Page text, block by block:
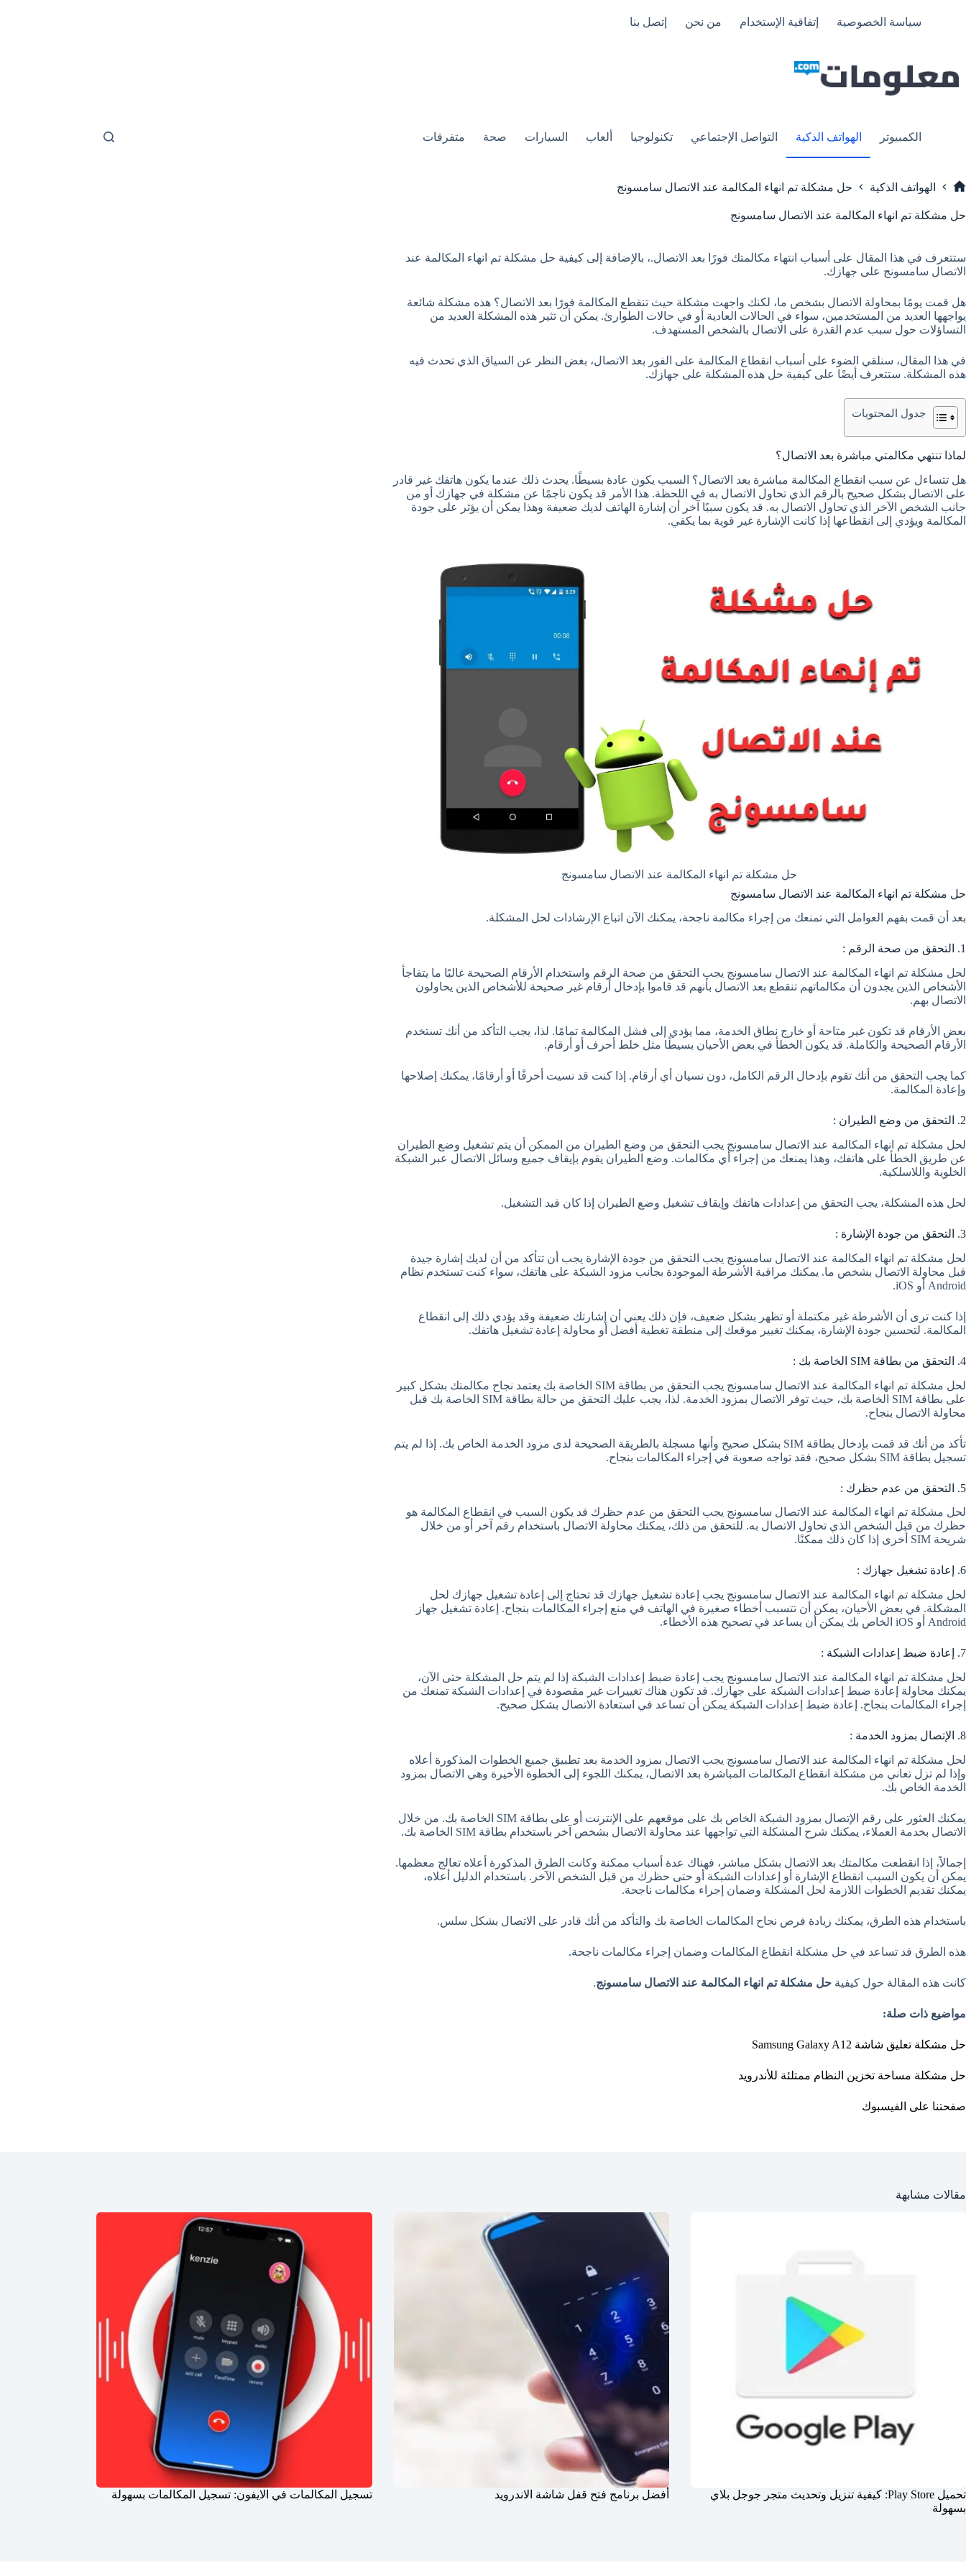
سياسة الخصوصية إتفاقية الإستخدام من نحن إتصل بنا
الكمبيوتر الهواتف الذكية التواصل الإجتماعي تكنولوجيا ألعاب السيارات صحة متفرقات
الهواتف الذكية حل مشكلة تم انهاء المكالمة عند الاتصال سامسونج
حل مشكلة تم انهاء المكالمة عند الاتصال سامسونج
ستتعرف في هذا المقال على أسباب انتهاء مكالمتك فورًا بعد الاتصال.، بالإضافة إلى كيفية حل مشكلة تم انهاء المكالمة عند
الاتصال سامسونج على جهازك.
هل قمت يومًا بمحاولة الاتصال بشخص ما، لكنك واجهت مشكلة حيث تنقطع المكالمة فورًا بعد الاتصال؟ هذه مشكلة شائعة
يواجهها العديد من المستخدمين، سواء في الحالات العادية أو في حالات الطوارئ. يمكن أن تثير هذه المشكلة العديد من
التساؤلات حول سبب عدم القدرة على الاتصال بالشخص المستهدف.
في هذا المقال، سنلقي الضوء على أسباب انقطاع المكالمة على الفور بعد الاتصال، بغض النظر عن السياق الذي تحدث فيه
هذه المشكلة. ستتعرف أيضًا على كيفية حل هذه المشكلة على جهازك.
جدول المحتويات
لماذا تنتهي مكالمتي مباشرة بعد الاتصال؟
هل تتساءل عن سبب انقطاع المكالمة مباشرة بعد الاتصال؟ السبب يكون عادة بسيطًا. يحدث ذلك عندما يكون هاتفك غير قادر
على الاتصال بشكل صحيح بالرقم الذي تحاول الاتصال به في اللحظة. هذا الأمر قد يكون ناجمًا عن مشكلة في جهازك أو من
جانب الشخص الآخر الذي تحاول الاتصال به. قد يكون سببًا آخر أن إشارة الهاتف لديك ضعيفة وهذا يمكن أن يؤثر على جودة
المكالمة ويؤدي إلى انقطاعها إذا كانت الإشارة غير قوية بما يكفي.
حل مشكلة تم انهاء المكالمة عند الاتصال سامسونج
حل مشكلة تم انهاء المكالمة عند الاتصال سامسونج
بعد أن قمت بفهم العوامل التي تمنعك من إجراء مكالمة ناجحة، يمكنك الآن اتباع الإرشادات لحل المشكلة.
1. التحقق من صحة الرقم :
لحل مشكلة تم انهاء المكالمة عند الاتصال سامسونج يجب التحقق من صحة الرقم واستخدام الأرقام الصحيحة غالبًا ما يتفاجأ
الأشخاص الذين يجدون أن مكالماتهم تنقطع بعد الاتصال بأنهم قد قاموا بإدخال أرقام غير صحيحة للأشخاص الذين يحاولون
الاتصال بهم.
بعض الأرقام قد تكون غير متاحة أو خارج نطاق الخدمة، مما يؤدي إلى فشل المكالمة تمامًا. لذا، يجب التأكد من أنك تستخدم
الأرقام الصحيحة والكاملة. قد يكون الخطأ في بعض الأحيان بسيطًا مثل خلط أحرف أو أرقام.
كما يجب التحقق من أنك تقوم بإدخال الرقم الكامل، دون نسيان أي أرقام. إذا كنت قد نسيت أحرفًا أو أرقامًا، يمكنك إصلاحها
وإعادة المكالمة.
2. التحقق من وضع الطيران :
لحل مشكلة تم انهاء المكالمة عند الاتصال سامسونج يجب التحقق من وضع الطيران من الممكن أن يتم تشغيل وضع الطيران
عن طريق الخطأ على هاتفك، وهذا يمنعك من إجراء أي مكالمات. وضع الطيران يقوم بإيقاف جميع وسائل الاتصال عبر الشبكة
الخلوية واللاسلكية.
لحل هذه المشكلة، يجب التحقق من إعدادات هاتفك وإيقاف تشغيل وضع الطيران إذا كان قيد التشغيل.
3. التحقق من جودة الإشارة :
لحل مشكلة تم انهاء المكالمة عند الاتصال سامسونج يجب التحقق من جودة الإشارة يجب أن تتأكد من أن لديك إشارة جيدة
قبل محاولة الاتصال بشخص ما. يمكنك مراقبة الأشرطة الموجودة بجانب مزود الشبكة على هاتفك، سواء كنت تستخدم نظام
Android أو iOS.
إذا كنت ترى أن الأشرطة غير مكتملة أو تظهر بشكل ضعيف، فإن ذلك يعني أن إشارتك ضعيفة وقد يؤدي ذلك إلى انقطاع
المكالمة. لتحسين جودة الإشارة، يمكنك تغيير موقعك إلى منطقة تغطية أفضل أو محاولة إعادة تشغيل هاتفك.
4. التحقق من بطاقة SIM الخاصة بك :
لحل مشكلة تم انهاء المكالمة عند الاتصال سامسونج يجب التحقق من بطاقة SIM الخاصة بك يعتمد نجاح مكالمتك بشكل كبير
على بطاقة SIM الخاصة بك، حيث توفر الاتصال بمزود الخدمة. لذا، يجب عليك التحقق من حالة بطاقة SIM الخاصة بك قبل
محاولة الاتصال بنجاح.
تأكد من أنك قد قمت بإدخال بطاقة SIM بشكل صحيح وأنها مسجلة بالطريقة الصحيحة لدى مزود الخدمة الخاص بك. إذا لم يتم
تسجيل بطاقة SIM بشكل صحيح، فقد تواجه صعوبة في إجراء المكالمات بنجاح.
5. التحقق من عدم حظرك :
لحل مشكلة تم انهاء المكالمة عند الاتصال سامسونج يجب التحقق من عدم حظرك قد يكون السبب في انقطاع المكالمة هو
حظرك من قبل الشخص الذي تحاول الاتصال به. للتحقق من ذلك، يمكنك محاولة الاتصال باستخدام رقم آخر أو من خلال
شريحة SIM أخرى إذا كان ذلك ممكنًا.
6. إعادة تشغيل جهازك :
لحل مشكلة تم انهاء المكالمة عند الاتصال سامسونج يجب إعادة تشغيل جهازك قد تحتاج إلى إعادة تشغيل جهازك لحل
المشكلة. في بعض الأحيان، يمكن أن تتسبب أخطاء صغيرة في الهاتف في منع إجراء المكالمات بنجاح. إعادة تشغيل جهاز
Android أو iOS الخاص بك يمكن أن يساعد في تصحيح هذه الأخطاء.
7. إعادة ضبط إعدادات الشبكة :
لحل مشكلة تم انهاء المكالمة عند الاتصال سامسونج يجب إعادة ضبط إعدادات الشبكة إذا لم يتم حل المشكلة حتى الآن،
يمكنك محاولة إعادة ضبط إعدادات الشبكة على جهازك. قد تكون هناك تغييرات غير مقصودة في إعدادات الشبكة تمنعك من
إجراء المكالمات بنجاح. إعادة ضبط إعدادات الشبكة يمكن أن تساعد في استعادة الاتصال بشكل صحيح.
8. الإتصال بمزود الخدمة :
لحل مشكلة تم انهاء المكالمة عند الاتصال سامسونج يجب الاتصال بمزود الخدمة بعد تطبيق جميع الخطوات المذكورة أعلاه
وإذا لم تزل تعاني من مشكلة انقطاع المكالمات المباشرة بعد الاتصال، يمكنك اللجوء إلى الخطوة الأخيرة وهي الاتصال بمزود
الخدمة الخاص بك.
يمكنك العثور على رقم الإتصال بمزود الشبكة الخاص بك على موقعهم على الإنترنت أو على بطاقة SIM الخاصة بك. من خلال
الاتصال بخدمة العملاء، يمكنك شرح المشكلة التي تواجهها عند محاولة الاتصال بشخص آخر باستخدام بطاقة SIM الخاصة بك.
إجمالاً، إذا انقطعت مكالمتك بعد الاتصال بشكل مباشر، فهناك عدة أسباب ممكنة وكانت الطرق المذكورة أعلاه تعالج معظمها.
يمكن أن يكون السبب انقطاع الإشارة أو إعدادات الشبكة أو حتى حظرك من قبل الشخص الآخر. باستخدام الدليل أعلاه،
يمكنك تقديم الخطوات اللازمة لحل المشكلة وضمان إجراء مكالمات ناجحة.
باستخدام هذه الطرق، يمكنك زيادة فرص نجاح المكالمات الخاصة بك والتأكد من أنك قادر على الاتصال بشكل سلس.
هذه الطرق قد تساعد في حل مشكلة انقطاع المكالمات وضمان إجراء مكالمات ناجحة.
كانت هذه المقالة حول كيفية حل مشكلة تم انهاء المكالمة عند الاتصال سامسونج.
مواضيع ذات صلة:
حل مشكلة تعليق شاشة Samsung Galaxy A12
حل مشكلة مساحة تخزين النظام ممتلئة للأندرويد
صفحتنا على الفيسبوك
مقالات مشابهة
تحميل Play Store: كيفية تنزيل وتحديث متجر جوجل بلاي
بسهولة
أفضل برنامج فتح قفل شاشة الاندرويد تسجيل المكالمات في الايفون: تسجيل المكالمات بسهولة